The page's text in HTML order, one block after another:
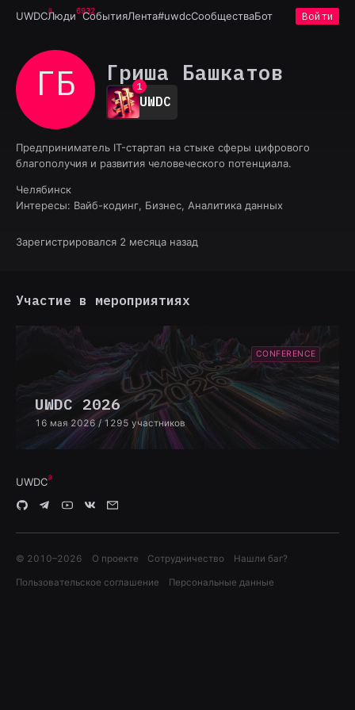
UWDCЛюди6932
СобытияЛента#uwdcСообществаБот Войти
ГБ Гриша Башкатов
0
1
2
3
5
6
9
UWDC
Предприниматель IT-стартап на стыке сферы цифрового
благополучия и развития человеческого потенциала.
Челябинск
Интересы: Вайб-кодинг, Бизнес, Аналитика данных
Зарегистрировался 2 месяца назад
Участие в мероприятиях
CONFERENCE
UWDC 2026
16 мая 2026 / 1295 участников
UWDC
© 2010–2026 О проекте Сотрудничество Нашли баг?
Пользовательское соглашение Персональные данные